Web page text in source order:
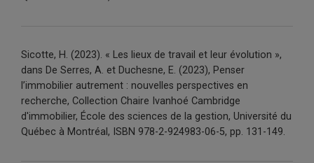
Sicotte, H. (2023). « Les lieux de travail et leur évolution »,
dans De Serres, A. et Duchesne, E. (2023), Penser
l’immobilier autrement : nouvelles perspectives en
recherche, Collection Chaire Ivanhoé Cambridge
d'immobilier, École des sciences de la gestion, Université du
Québec à Montréal, ISBN 978-2-924983-06-5, pp. 131-149.